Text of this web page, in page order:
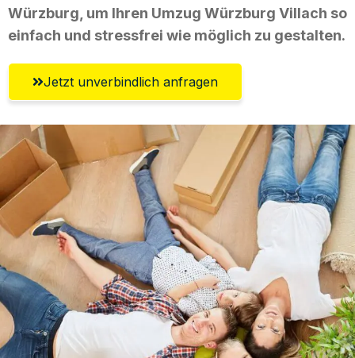
Würzburg, um Ihren Umzug Würzburg Villach so
einfach und stressfrei wie möglich zu gestalten.
Jetzt unverbindlich anfragen